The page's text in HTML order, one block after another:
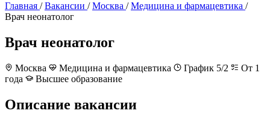
Главная / Вакансии / Москва / Медицина и фармацевтика /
Врач неонатолог
Врач неонатолог
Москва Медицина и фармацевтика График 5/2
От 1
года
Высшее образование
Описание вакансии